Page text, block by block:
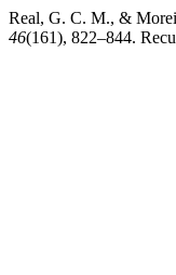
Real, G. C. M., &
46(161), 822–844.